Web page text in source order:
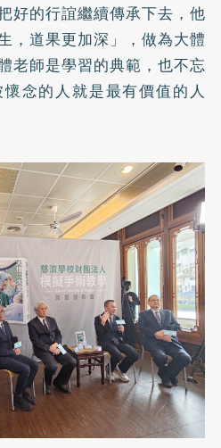
好的行誼繼續傳承下去，他
，道果更加深」，做為大體
老師是學習的典範，也不忘
念的人就是最有價值的人